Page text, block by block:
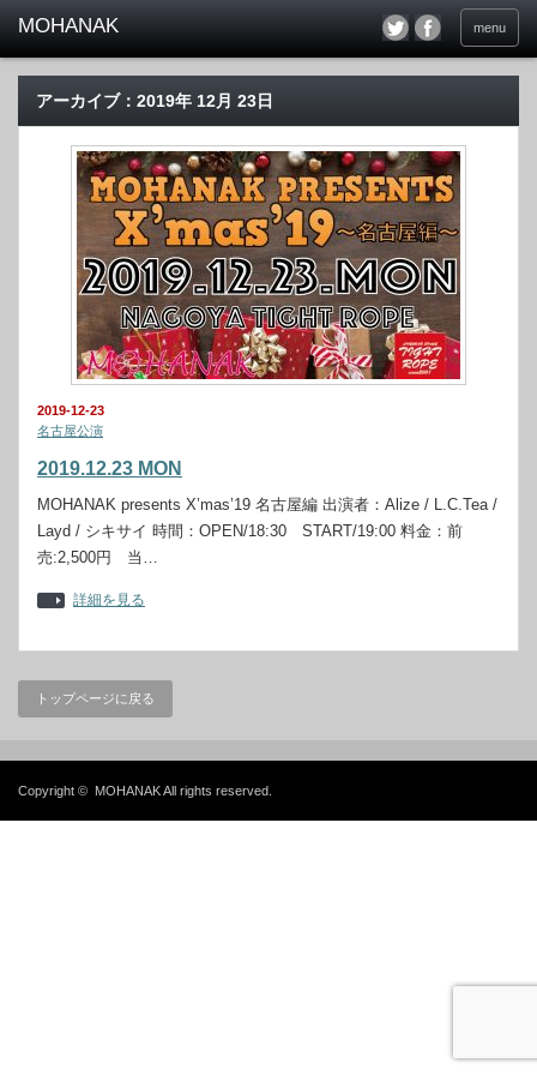
menu
アーカイブ：2019年 12月 23日
2019-12-23
名古屋公演
2019.12.23 MON
MOHANAK presents X’mas’19 名古屋編 出演者：Alize / L.C.Tea /
Layd / シキサイ 時間：OPEN/18:30 START/19:00 料金：前
売:2,500円 当…
詳細を見る
トップページに戻る
Copyright © MOHANAKAll rights reserved.